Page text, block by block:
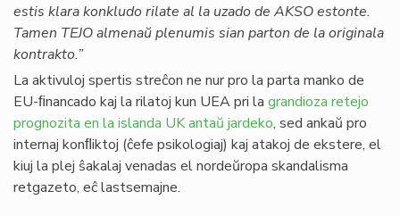
estis klara konkludo rilate al la uzado de AKSO estonte.
Tamen TEJO almenaŭ plenumis sian parton de la originala
kontrakto.”
La aktivuloj spertis streĉon ne nur pro la parta manko de
EU-ﬁnancado kaj la rilatoj kun UEA pri la grandioza retejo
prognozita en la islanda UK antaŭ jardeko, sed ankaŭ pro
internaj konﬂiktoj (ĉefe psikologiaj) kaj atakoj de ekstere, el
kiuj la plej ŝakalaj venadas el nordeŭropa skandalisma
retgazeto, eĉ lastsemajne.